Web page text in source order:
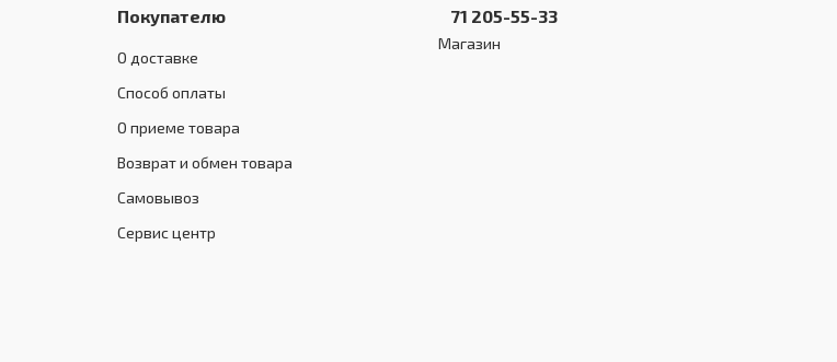
Покупателю
О доставке
Способ оплаты
О приеме товара
Возврат и обмен товара
Самовывоз
Сервис центр
71 205-55-33
Магазин